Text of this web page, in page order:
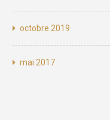
octobre 2019
mai 2017